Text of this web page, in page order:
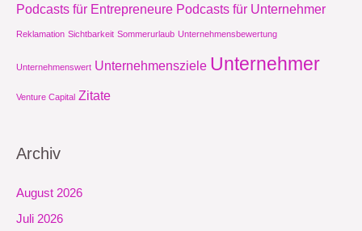
Podcasts für Entrepreneure Podcasts für Unternehmer
Reklamation Sichtbarkeit Sommerurlaub Unternehmensbewertung
Unternehmenswert Unternehmensziele Unternehmer
Venture Capital Zitate
Archiv
August 2026
Juli 2026